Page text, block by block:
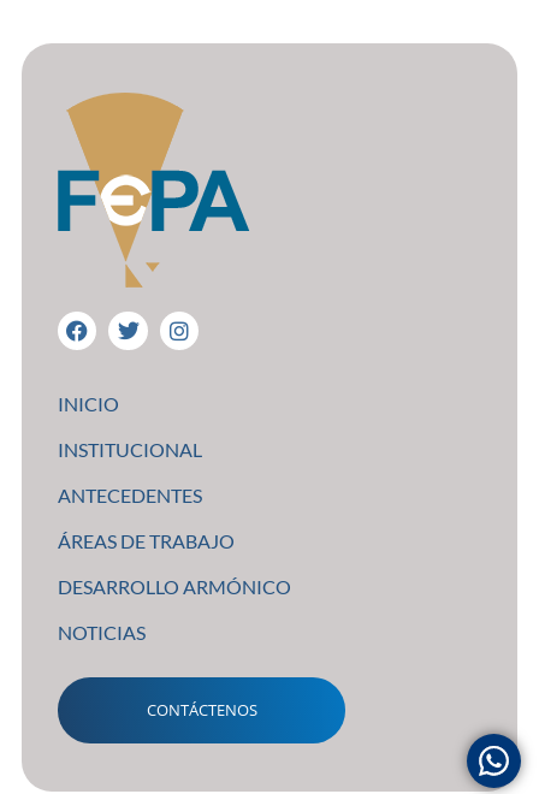
INICIO
INSTITUCIONAL
ANTECEDENTES
ÁREAS DE TRABAJO
DESARROLLO ARMÓNICO
NOTICIAS
CONTÁCTENOS